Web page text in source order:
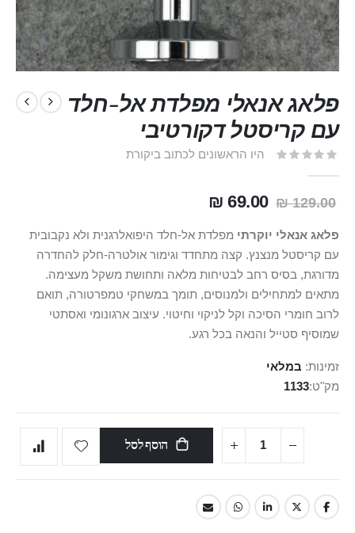
פלאג אנאלי מפלדת אל-חלד
עם קריסטל דקורטיבי
היו הראשונים לכתוב ביקורת
129.00 ₪
69.00 ₪
פלאג אנאלי יוקרתי מפלדת אל‑חלד היפואלרגנית ולא נקבובית
עם קריסטל מנצנץ. קצה מתחדד וגימור אולטרה‑חלק להחדרה
מדורגת, בסיס רחב לבטיחות מלאה ותחושת משקל מעצימה.
מתאים למתחילים ולמנוסים, תומך במשחקי טמפרטורה, תואם
לרוב חומרי הסיכה וקל לניקוי וחיטוי. עיצוב ארגונומי ואסתטי
שמוסיף סטייל והנאה בכל רגע.
זמינות: במלאי
מק"ט 1133
הוסף לסל